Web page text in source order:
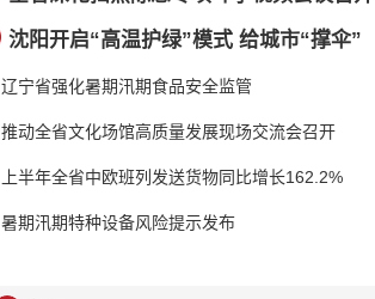
沈阳开启“高温护绿”模式 给城市“撑伞”
辽宁省强化暑期汛期食品安全监管
推动全省文化场馆高质量发展现场交流会召开
上半年全省中欧班列发送货物同比增长162.2%
暑期汛期特种设备风险提示发布